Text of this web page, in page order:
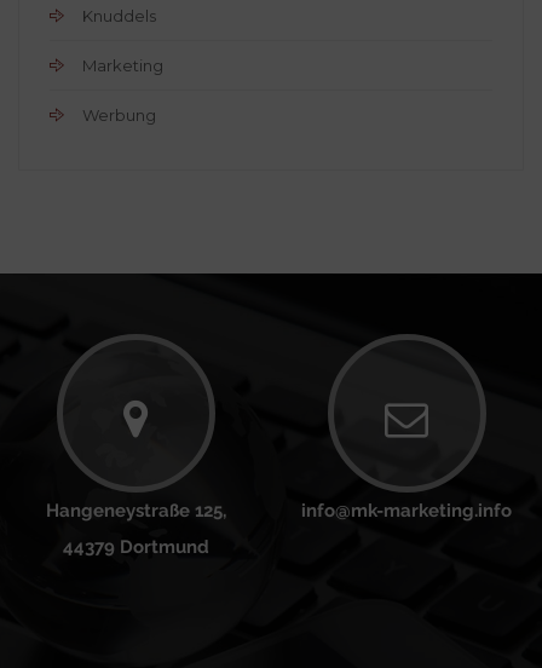
Knuddels
Marketing
Werbung
Hangeneystraße 125,
44379 Dortmund
info@mk-marketing.info